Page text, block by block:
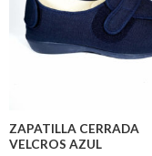
ZAPATILLA CERRADA
VELCROS AZUL